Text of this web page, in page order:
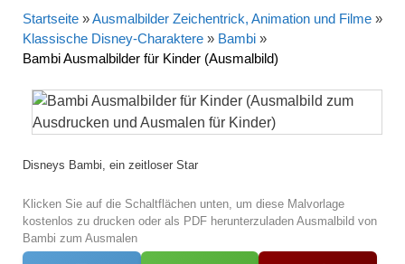
Startseite »Ausmalbilder Zeichentrick, Animation und Filme »
Klassische Disney-Charaktere » Bambi »
Bambi Ausmalbilder für Kinder (Ausmalbild)
Disneys Bambi, ein zeitloser Star
Klicken Sie auf die Schaltflächen unten, um diese Malvorlage
kostenlos zu drucken oder als PDF herunterzuladen Ausmalbild von
Bambi zum Ausmalen